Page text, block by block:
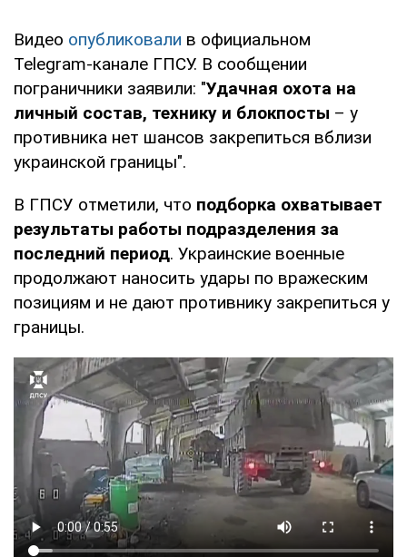
Видео опубликовали в официальном
Telegram-канале ГПСУ. В сообщении
пограничники заявили: "Удачная охота на
личный состав, технику и блокпосты – у
противника нет шансов закрепиться вблизи
украинской границы".
В ГПСУ отметили, что подборка охватывает
результаты работы подразделения за
последний период. Украинские военные
продолжают наносить удары по вражеским
позициям и не дают противнику закрепиться у
границы.